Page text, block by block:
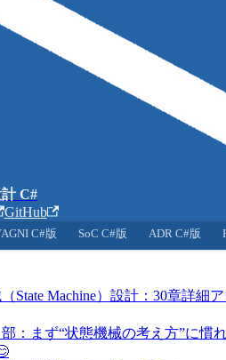
C#
GitHub
C#版 SoC C#版 ADR C#版
State Machine）設計：30章詳細
：まず“状態機械の考え方”に慣